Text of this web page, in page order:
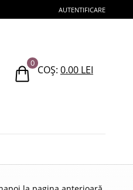
AUTENTIFICARE
0
COȘ: 0.00 LEI